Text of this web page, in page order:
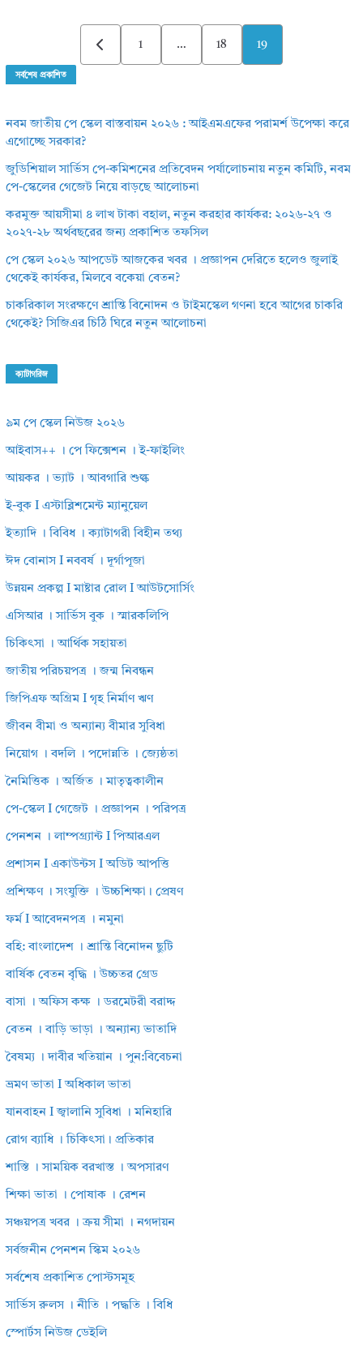
1 … 18 19
সর্বশেষ প্রকাশিত
নবম জাতীয় পে স্কেল বাস্তবায়ন ২০২৬ : আইএমএফের পরামর্শ উপেক্ষা করে
এগোচ্ছে সরকার?
জুডিশিয়াল সার্ভিস পে-কমিশনের প্রতিবেদন পর্যালোচনায় নতুন কমিটি, নবম
পে-স্কেলের গেজেট নিয়ে বাড়ছে আলোচনা
করমুক্ত আয়সীমা ৪ লাখ টাকা বহাল, নতুন করহার কার্যকর: ২০২৬-২৭ ও
২০২৭-২৮ অর্থবছরের জন্য প্রকাশিত তফসিল
পে স্কেল ২০২৬ আপডেট আজকের খবর । প্রজ্ঞাপন দেরিতে হলেও জুলাই
থেকেই কার্যকর, মিলবে বকেয়া বেতন?
চাকরিকাল সংরক্ষণে শ্রান্তি বিনোদন ও টাইমস্কেল গণনা হবে আগের চাকরি
থেকেই? সিজিএর চিঠি ঘিরে নতুন আলোচনা
ক্যাটাগরিজ
৯ম পে স্কেল নিউজ ২০২৬
আইবাস++ । পে ফিক্সেশন । ই-ফাইলিং
আয়কর । ভ্যাট । আবগারি শুল্ক
ই-বুক I এস্টাব্লিশমেন্ট ম্যানুয়েল
ইত্যাদি । বিবিধ । ক্যাটাগরী বিহীন তথ্য
ঈদ বোনাস I নববর্ষ । দূর্গাপূজা
উন্নয়ন প্রকল্প I মাষ্টার রোল I আউটসোর্সিং
এসিআর । সার্ভিস বুক । স্মারকলিপি
চিকিৎসা । আর্থিক সহায়তা
জাতীয় পরিচয়পত্র । জন্ম নিবন্ধন
জিপিএফ অগ্রিম I গৃহ নির্মাণ ঋণ
জীবন বীমা ও অন্যান্য বীমার সুবিধা
নিয়োগ । বদলি । পদোন্নতি । জ্যেষ্ঠতা
নৈমিত্তিক । অর্জিত । মাতৃত্বকালীন
পে-স্কেল I গেজেট । প্রজ্ঞাপন । পরিপত্র
পেনশন । লাম্পগ্র্যান্ট I পিআরএল
প্রশাসন I একাউন্টস I অডিট আপত্তি
প্রশিক্ষণ । সংযুক্তি । উচ্চশিক্ষা। প্রেষণ
ফর্ম I আবেদনপত্র । নমুনা
বহি: বাংলাদেশ । শ্রান্তি বিনোদন ছুটি
বার্ষিক বেতন বৃদ্ধি । উচ্চতর গ্রেড
বাসা । অফিস কক্ষ । ডরমেটরী বরাদ্দ
বেতন । বাড়ি ভাড়া । অন্যান্য ভাতাদি
বৈষম্য । দাবীর খতিয়ান । পুন:বিবেচনা
ভ্রমণ ভাতা I অধিকাল ভাতা
যানবাহন I জ্বালানি সুবিধা । মনিহারি
রোগ ব্যাধি । চিকিৎসা। প্রতিকার
শাস্তি । সাময়িক বরখাস্ত । অপসারণ
শিক্ষা ভাতা । পোষাক । রেশন
সঞ্চয়পত্র খবর । ক্রয় সীমা । নগদায়ন
সর্বজনীন পেনশন স্কিম ২০২৬
সর্বশেষ প্রকাশিত পোস্টসমূহ
সার্ভিস রুলস । নীতি । পদ্ধতি । বিধি
স্পোর্টস নিউজ ডেইলি